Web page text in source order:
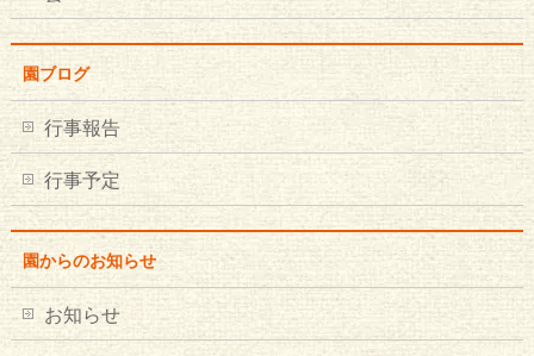
園ブログ
行事報告
行事予定
園からのお知らせ
お知らせ